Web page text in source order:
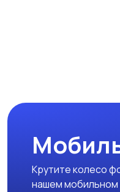
Крутите колесо
нашем мобильном